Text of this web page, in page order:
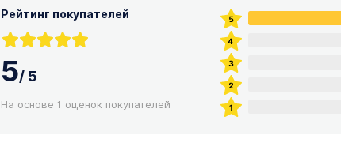
Рейтинг покупателей
5/5
На основе 1 оценок покупателей